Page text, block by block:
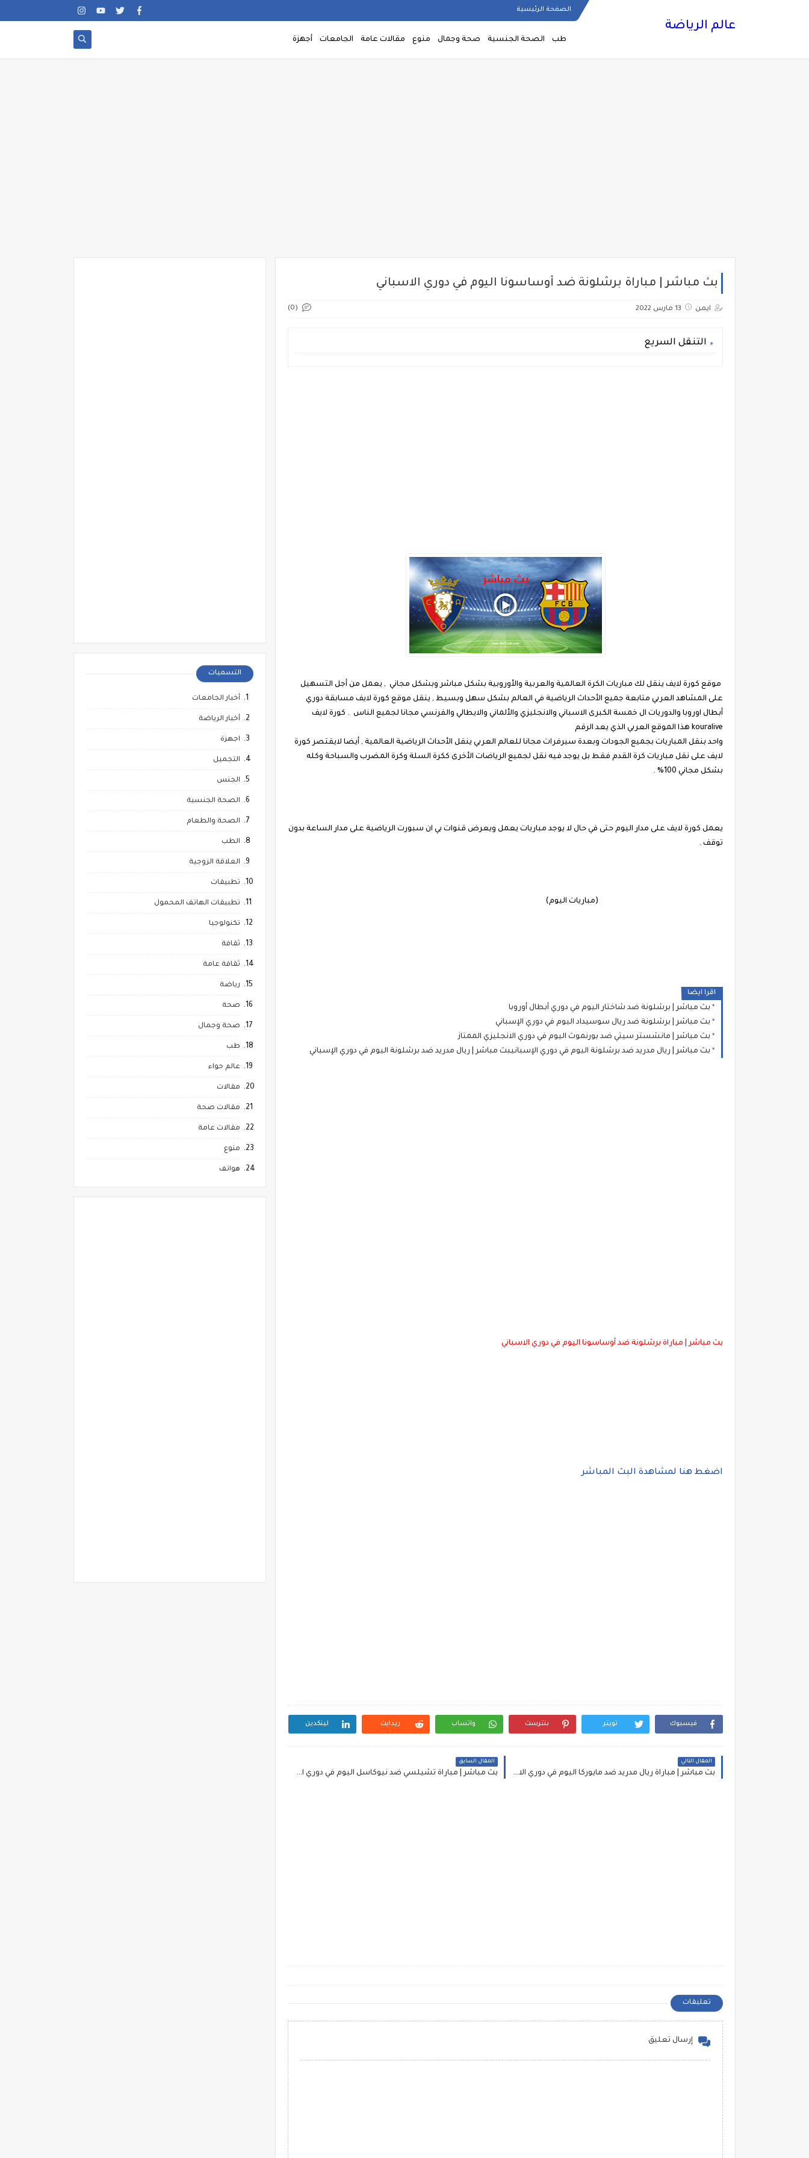
الصفحة الرئيسية
عالم الرياضة
طب الصحة الجنسية صحة وجمال منوع مقالات عامة الجامعات أجهزة
بث مباشر | مباراة برشلونة ضد أوساسونا اليوم في دوري الاسباني
ايمن 13 مارس 2022 (0)
التنقل السريع
موقع كورة لايف ينقل لك مباريات الكرة العالمية والعربية والأوروبية بشكل مباشر وبشكل مجاني , يعمل من أجل التسهيل
على المشاهد العربي متابعة جميع الأحداث الرياضية في العالم بشكل سهل وبسيط , ينقل موقع كورة لايف مسابقة دوري
أبطال اوروبا والدوريات ال خمسة الكبرى الاسباني والانجليزي والألماني والايطالي والفرنسي مجانا لجميع الناس . كورة لايف
kouralive هذا الموقع العربي الذي يعد الرقم
واحد بنقل المباريات بجميع الجودات وبعدة سيرفرات مجانا للعالم العربي ينقل الأحداث الرياضية العالمية , أيضا لايقتصر كورة
لايف على نقل مباريات كرة القدم فقط بل يوجد فيه نقل لجميع الرياضات الأخرى ككرة السلة وكرة المضرب والسباحة وكله
بشكل مجاني 100% .
يعمل كورة لايف على مدار اليوم حتى في حال لا يوجد مباريات يعمل ويعرض قنوات بي ان سبورت الرياضية على مدار الساعة بدون
توقف .
(مباريات اليوم)
اقرا ايضا
بث مباشر | برشلونة ضد شاختار اليوم في دوري أبطال أوروبا
بث مباشر | برشلونة ضد ريال سوسيداد اليوم في دوري الإسباني
بث مباشر | مانشستر سيتي ضد بورنموث اليوم في دوري الانجليزي الممتاز
بث مباشر | ريال مدريد ضد برشلونة اليوم في دوري الإسبانيبث مباشر | ريال مدريد ضد برشلونة اليوم في دوري الإسباني
بث مباشر | مباراة برشلونة ضد أوساسونا اليوم في دوري الاسباني
اضغط هنا لمشاهدة البث المباشر
فيسبوك تويتر بنترست واتساب ريدايت لينكدين
المقال التالي
بث مباشر | مباراة ريال مدريد ضد مايوركا اليوم في دوري الاسباني
المقال السابق
بث مباشر | مباراة تشيلسي ضد نيوكاسل اليوم في دوري الانجليزي الممتاز
تعليقات
إرسال تعليق
التسميات
أخبار الجامعات
أخبار الرياضة
اجهزة
التجميل
الجنس
الصحة الجنسية
الصحة والطعام
الطب
العلاقة الزوجية
تطبيقات
تطبيقات الهاتف المحمول
تكنولوجيا
ثقافة
ثقافة عامة
رياضة
صحة
صحة وجمال
طب
عالم حواء
مقالات
مقالات صحة
مقالات عامة
منوع
هواتف